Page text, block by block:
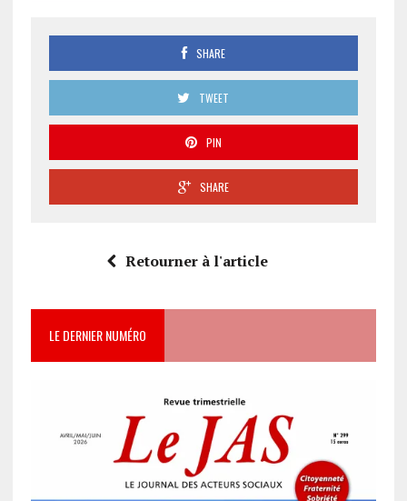
SHARE
TWEET
PIN
SHARE
Retourner à l'article
LE DERNIER NUMÉRO